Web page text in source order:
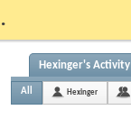
.
Hexinger's Activity
All Hexinger